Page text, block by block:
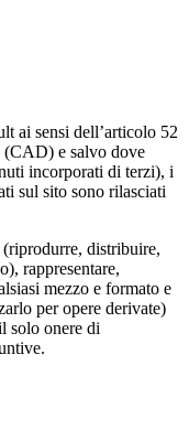
ai sensi dell’articolo 52
(CAD) e salvo dove
incorporati di terzi), i
sul sito sono rilasciati
distribuire,
rappresentare,
mezzo e formato e
per opere derivate)
solo onere di